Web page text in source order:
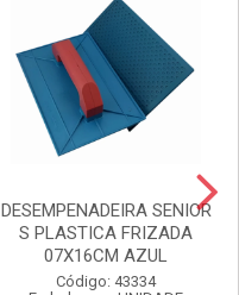
DESEMPENADEIRA SENIOR
S PLASTICA FRIZADA
07X16CM AZUL
Código: 43334